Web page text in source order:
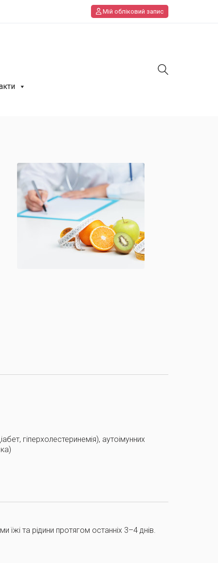
Мій обліковий запис
гіперхолестеринемія), аутоімунних
їжі та рідини протягом останніх 3–4 днів.